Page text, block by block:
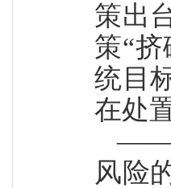
策出
策“
统目
在处
——
风险